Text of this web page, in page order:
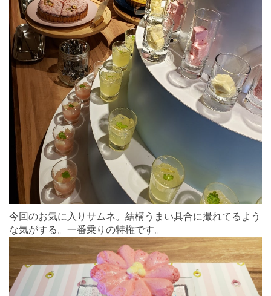
今回のお気に入りサムネ。結構うまい具合に撮れてるよう
な気がする。一番乗りの特権です。